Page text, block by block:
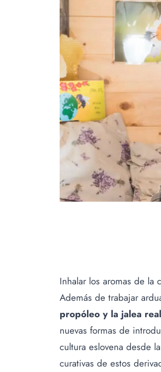
Inhalar los aromas de la
Además de trabajar
propóleo y la jalea real
nuevas formas de
cultura eslovena desde
curativas de estos